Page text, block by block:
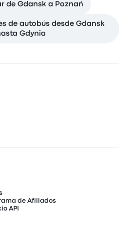
de Gdansk a Poznań
de autobús desde Gdansk
Gdynia
de Afiliados
API